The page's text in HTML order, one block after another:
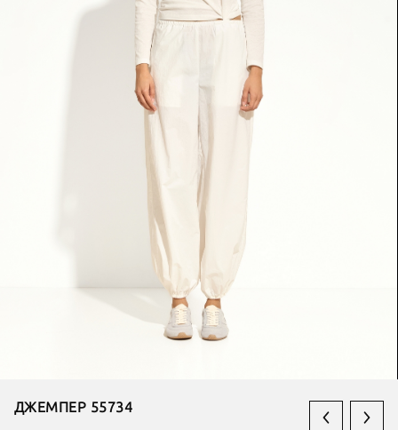
ДЖЕМПЕР 55734